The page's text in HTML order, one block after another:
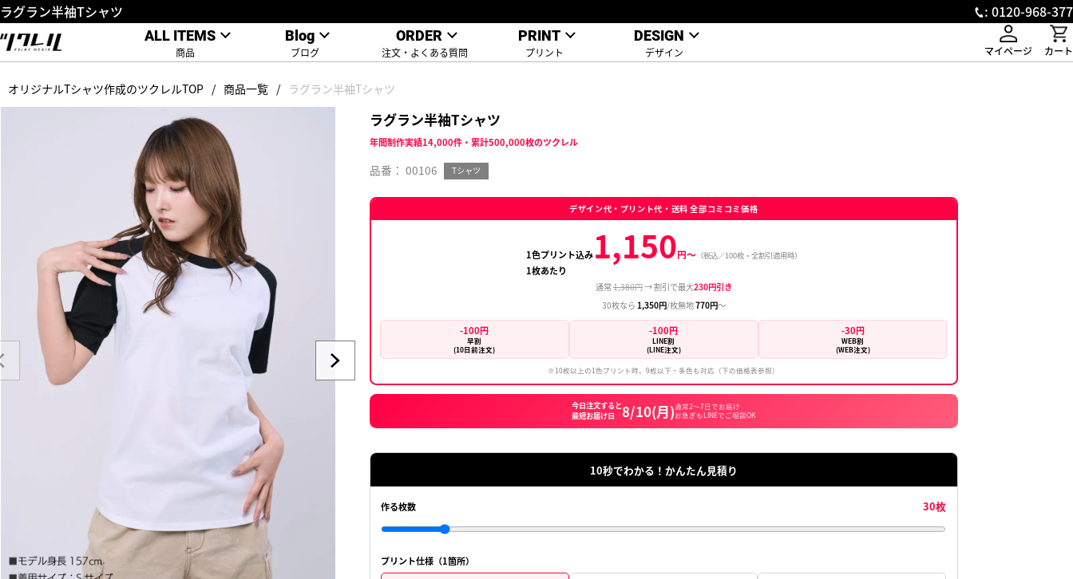
ラグラン半袖Tシャツ : 0120-968-377
ALL ITEMS
商品
Blog
ブログ
ORDER
注文・よくある質問
PRINT
プリント
DESIGN
デザイン マイページ カート
オリジナルTシャツ作成のツクレルTOP 商品一覧 ラグラン半袖Tシャツ
ラグラン半袖Tシャツ
年間制作実績14,000件・累計500,000枚のツクレル
品番： 00106 Tシャツ
デザイン代・プリント代・送料 全部コミコミ価格
1色プリント込み
1枚あたり
1,150
230円引き
30枚なら1,350円/枚無地770円〜
-100円
(10日前注文)
-100円
今日注文すると
最短お届け日
8/10(月)お急ぎもLINEでご相談OK